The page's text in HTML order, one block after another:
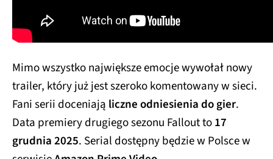
Mimo wszystko największe emocje wywołał nowy
trailer, który już jest szeroko komentowany w sieci.
Fani serii doceniają liczne odniesienia do gier.
Data premiery drugiego sezonu Fallout to17
grudnia 2025. Serial dostępny będzie w Polsce w